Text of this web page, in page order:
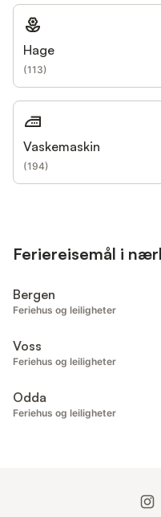
Hage
(113)
Vaskemaskin
(194)
Feriereisemål i
Bergen
Feriehus og leiligheter
Voss
Feriehus og leiligheter
Odda
Feriehus og leiligheter